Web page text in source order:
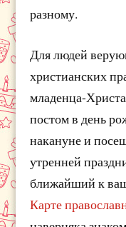
разному.
Для людей
христианских
младенца-
постом в день
накануне и
утренней
ближайший к
Карте